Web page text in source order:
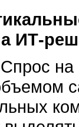
ИТ-
Спрос на